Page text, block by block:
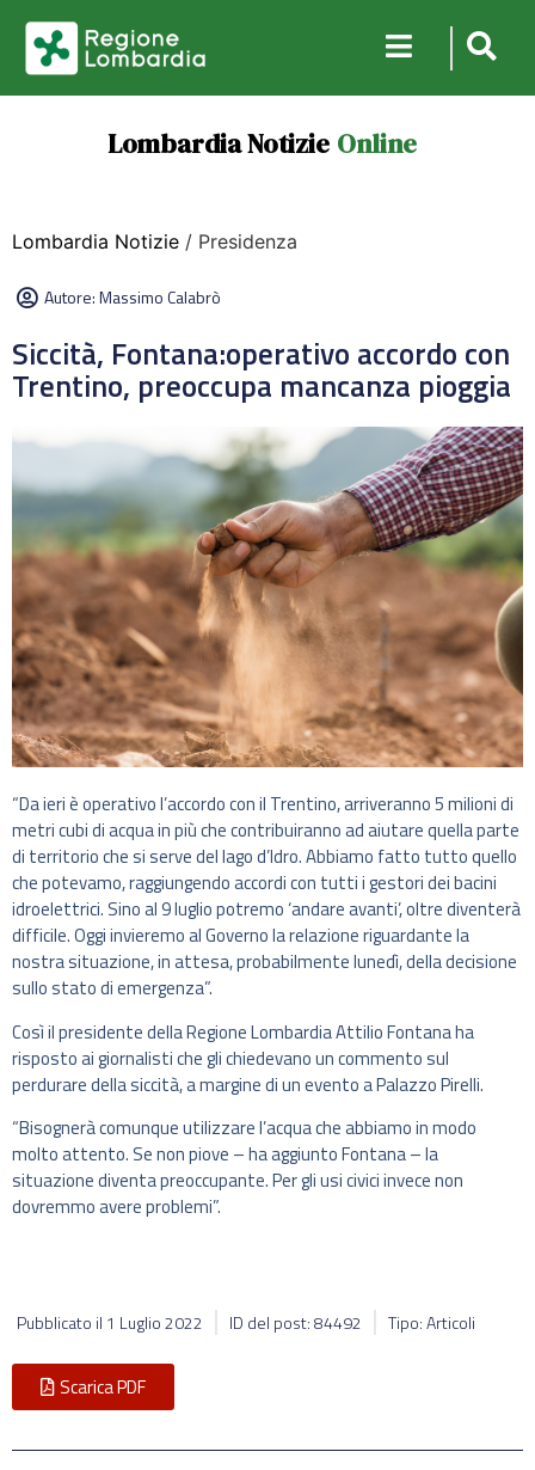
Lombardia Notizie Online
Lombardia Notizie / Presidenza
Autore:Massimo Calabrò
Siccità, Fontana:operativo accordo con
Trentino, preoccupa mancanza pioggia
“Da ieri è operativo l’accordo con il Trentino, arriveranno 5 milioni di
metri cubi di acqua in più che contribuiranno ad aiutare quella parte
di territorio che si serve del lago d’Idro. Abbiamo fatto tutto quello
che potevamo, raggiungendo accordi con tutti i gestori dei bacini
idroelettrici. Sino al 9 luglio potremo ‘andare avanti’, oltre diventerà
difficile. Oggi invieremo al Governo la relazione riguardante la
nostra situazione, in attesa, probabilmente lunedì, della decisione
sullo stato di emergenza”.
Così il presidente della Regione Lombardia Attilio Fontana ha
risposto ai giornalisti che gli chiedevano un commento sul
perdurare della siccità, a margine di un evento a Palazzo Pirelli.
“Bisognerà comunque utilizzare l’acqua che abbiamo in modo
molto attento. Se non piove – ha aggiunto Fontana – la
situazione diventa preoccupante. Per gli usi civici invece non
dovremmo avere problemi”.
Pubblicato il 1 Luglio 2022 ID del post: 84492 Tipo: Articoli
Scarica PDF